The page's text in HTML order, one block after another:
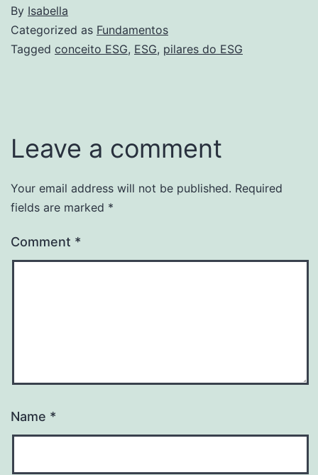
By Isabella
Categorized as Fundamentos
Tagged conceito ESG, ESG, pilares do ESG
Leave a comment
Your email address will not be published. Required
fields are marked *
Comment *
Name *